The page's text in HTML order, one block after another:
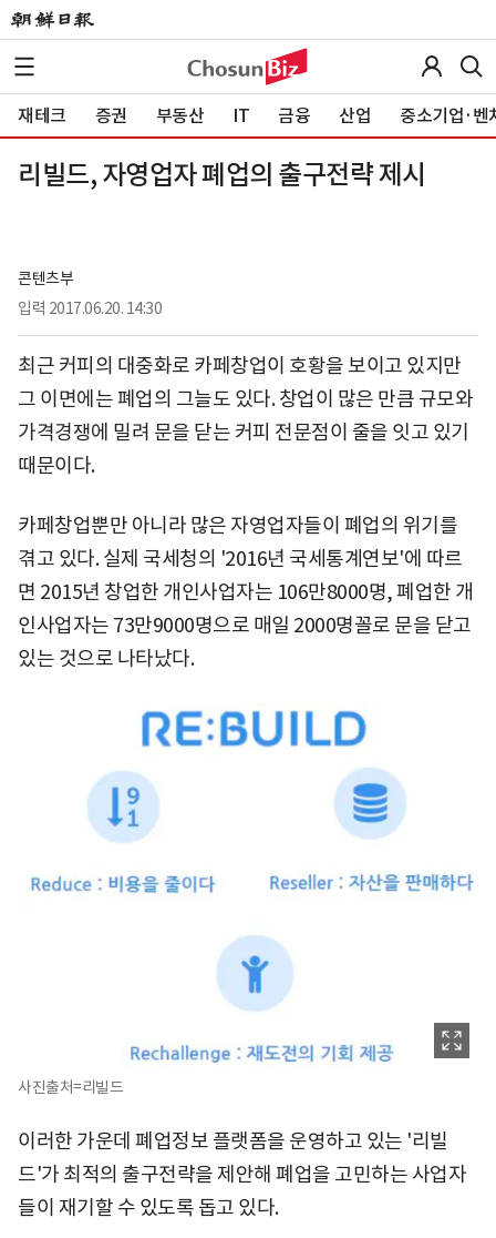
재테크 증권 부동산 IT 금융 산업 중소기업·벤
리빌드, 자영업자 폐업의 출구전략 제시
콘텐츠부
입력 2017.06.20. 14:30
최근 커피의 대중화로 카페창업이 호황을 보이고 있지만
그 이면에는 폐업의 그늘도 있다. 창업이 많은 만큼 규모와
가격경쟁에 밀려 문을 닫는 커피 전문점이 줄을 잇고 있기
때문이다.
카페창업뿐만 아니라 많은 자영업자들이 폐업의 위기를
겪고 있다. 실제 국세청의 '2016년 국세통계연보'에 따르
면 2015년 창업한 개인사업자는 106만8000명, 폐업한 개
인사업자는 73만9000명으로 매일 2000명꼴로 문을 닫고
있는 것으로 나타났다.
사진출처=리빌드
이러한 가운데 폐업정보 플랫폼을 운영하고 있는 '리빌
드'가 최적의 출구전략을 제안해 폐업을 고민하는 사업자
들이 재기할 수 있도록 돕고 있다.